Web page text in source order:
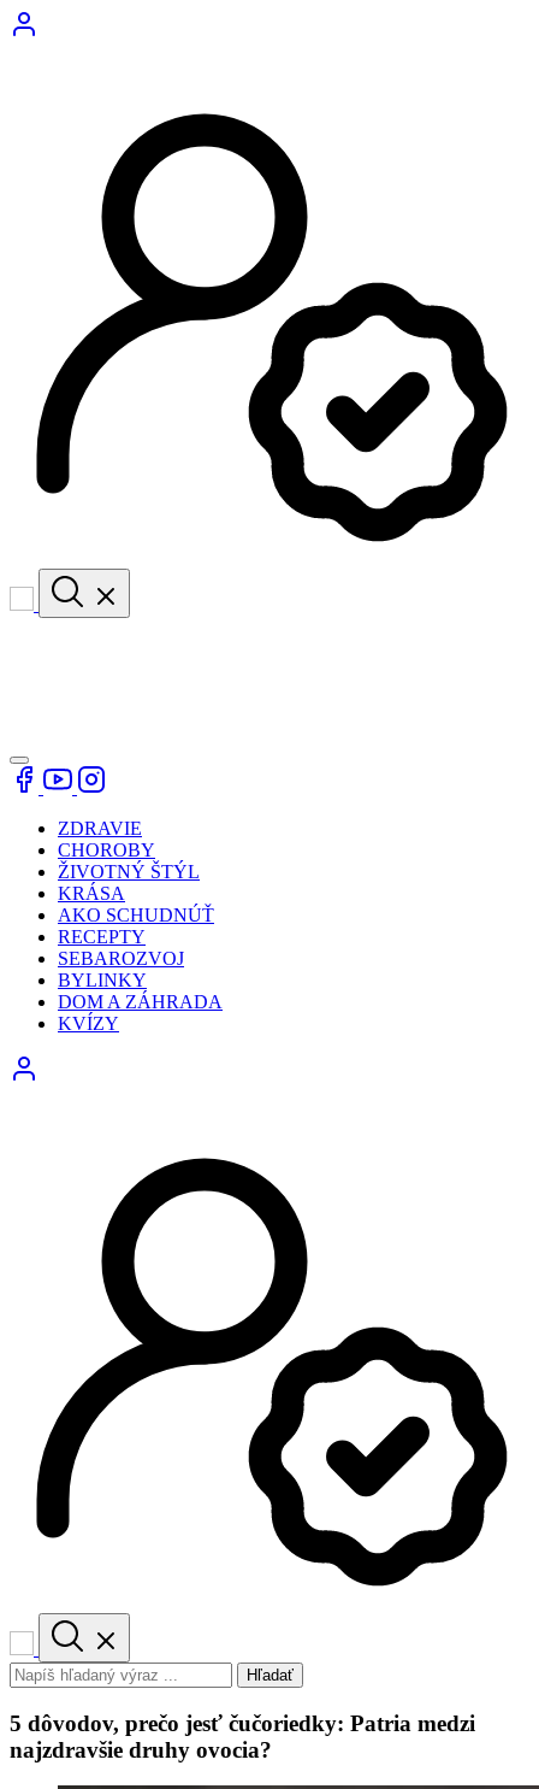
ZDRAVIE
CHOROBY
ŽIVOTNÝ ŠTÝL
KRÁSA
AKO SCHUDNÚŤ
RECEPTY
SEBAROZVOJ
BYLINKY
DOM A ZÁHRADA
KVÍZY
Hľadať
5 dôvodov, prečo jesť čučoriedky: Patria medzi
najzdravšie druhy ovocia?